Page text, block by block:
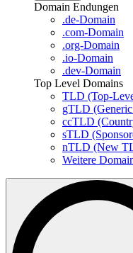
Domain Endungen
.de-Domain
.com-Domain
.org-Domain
.io-Domain
.dev-Domain
Top Level Domains
TLD (Top-
gTLD
ccTLD
sTLD
nTLD (New
Weitere